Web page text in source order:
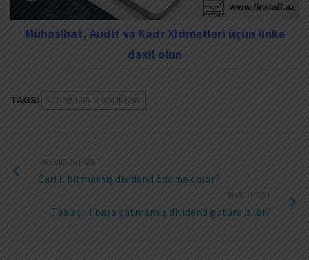
Mühasibat, Audit və Kadr Xidmətləri üçün linkə
daxil olun
TAGS: ƏCNƏBILƏRIN GƏLIRLƏRI
PREVIOUS POST
Cari il bitməmiş dividend ödəmək olar?
NEXT POST
Təsisçi il başa çatmamış dividend götürə bilər?